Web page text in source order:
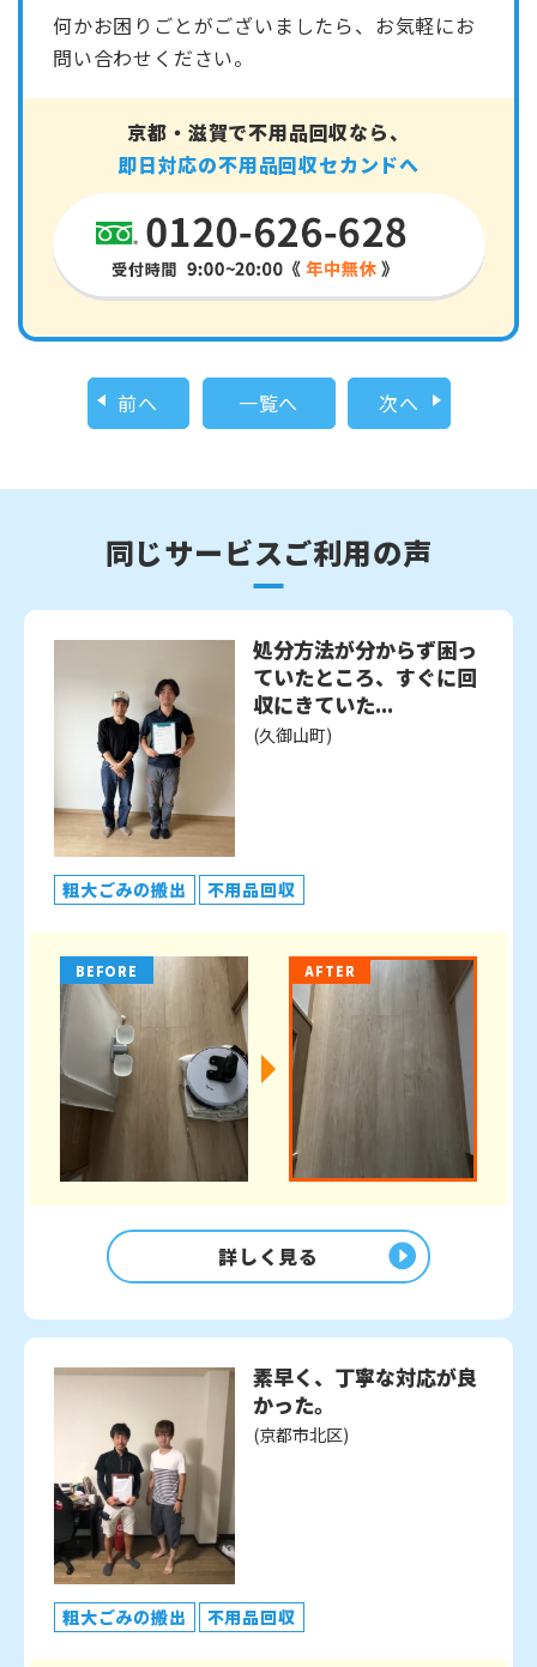
何かお困りごとがございましたら、お気軽にお
問い合わせください。
京都・滋賀で不用品回収なら、
即日対応の不用品回収セカンドへ
前へ 一覧へ 次へ
同じサービスご利用の声
処分方法が分からず困っ
ていたところ、すぐに回
収にきていた...
(久御山町)
粗大ごみの搬出 不用品回収
BEFORE AFTER
詳しく見る
素早く、丁寧な対応が良
かった。
(京都市北区)
粗大ごみの搬出 不用品回収